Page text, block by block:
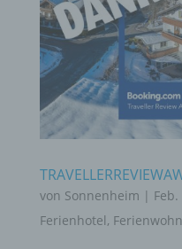
von Sonnenheim |
Ferienhotel,